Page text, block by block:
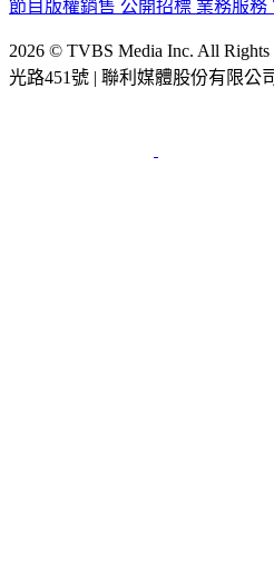
節目版權銷售 公開招標 業務服務
2026 © TVBS Media Inc. All
光路451號 | 聯利媒體股份有限公司